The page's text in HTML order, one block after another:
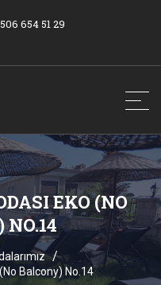
654 51 29
EKO (NO
NO.14
(No Balcony) No.14